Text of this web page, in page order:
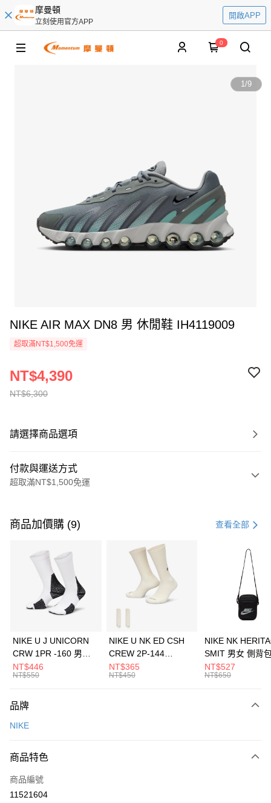
摩曼頓
立刻使用官方APP
開啟APP
0
1/9
NIKE AIR MAX DN8 男 休閒鞋 IH4119009
超取滿NT$1,500免運
NT$6,300
NT$4,390
請選擇商品選項
付款與運送方式
超取滿NT$1,500免運
信用卡一次付款
3 期 0 利率 每期 21家銀行
合作金庫商業銀行
第一商業銀行
華南商業銀行
彰化商業銀行
上海商業儲蓄銀行
元大商業銀行
台灣樂天信用卡公司
Apple Pay
全盈+PAY
AFTEE先享後付
【關於「AFTEE先享後付」】
便利好安心！
３．安心：先確認商品／服務後，再付款。
【「AFTEE先享後付」結帳流程】
１．於結帳方式選擇「AFTEE先享後付」後，將跳轉至「AFTEE先享後付」
運送方式
每筆NT$100，滿NT$1,500(含以上)免運費
宅配
每筆NT$100，滿NT$1,500(含以上)免運費
商品加價購 (9) 查看全部
NIKE U J UNICORN
CRW 1PR -160 男女
中統襪 FZ3393100
NT$446
NT$550
NIKE U NK ED CSH
CREW 2P-144
EMBRDY 男女 短統襪
FZ3073133
NT$365
NT$450
NIKE NK
SMIT 男女 側背
BA5871010
NT$527
NT$650
品牌
NIKE
商品特色
商品編號
11521604